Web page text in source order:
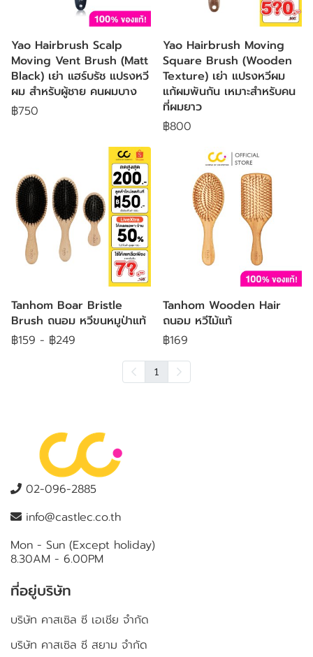
Yao Hairbrush Scalp
Moving Vent Brush (Matt
Black) เย่า แฮร์บรัช แปรงหวี
ผม สำหรับผู้ชาย คนผมบาง
฿750
Yao Hairbrush Moving
Square Brush (Wooden
Texture) เย่า แปรงหวีผม
แก้ผมพันกัน เหมาะสำหรับคน
ที่ผมยาว
฿800
Tanhom Boar Bristle
Brush ถนอม หวีขนหมูป่าแท้
฿159 - ฿249
Tanhom Wooden Hair
ถนอม หวีไม้แท้
฿169
1
02-096-2885
info@castlec.co.th
Mon - Sun (Except holiday)
8.30AM - 6.00PM
ที่อยู่บริษัท
บริษัท คาสเซิล ซี เอเชีย จำกัด
บริษัท คาสเซิล ซี สยาม จำกัด